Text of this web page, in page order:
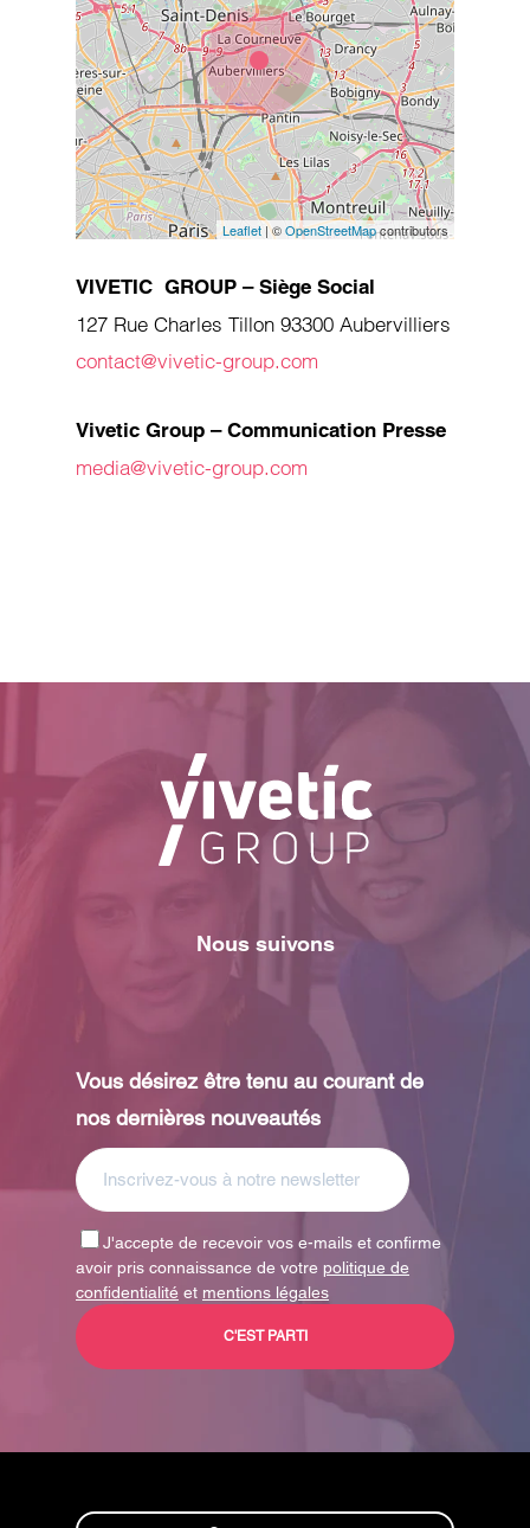
Leaflet| ©OpenStreetMapcontributors
VIVETIC GROUP – Siège Social
127 Rue Charles Tillon 93300 Aubervilliers
contact@vivetic-group.com
Vivetic Group – Communication Presse
media@vivetic-group.com
Nous suivons
Vous désirez être tenu au courant de
nos dernières nouveautés
J'accepte de recevoir vos e-mails et confirme
avoir pris connaissance de votre politique de
confidentialité et mentions légales